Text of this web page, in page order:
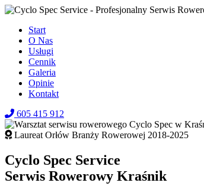
Start
O Nas
Usługi
Cennik
Galeria
Opinie
Kontakt
605 415 912
Laureat Orłów Branży Rowerowej 2018-2025
Cyclo Spec Service
Serwis Rowerowy Kraśnik